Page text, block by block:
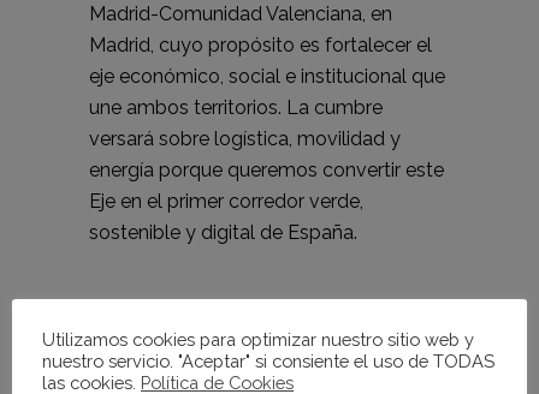
Madrid-Comunidad Valenciana, en
Madrid, cuyo propósito es fortalecer el
eje económico, social e institucional que
une ambos territorios. La cumbre
versará sobre logística, movilidad y
energía porque queremos convertir este
Eje en el primer corredor verde,
sostenible y digital de España.
DESCARGAR PROGRAMA II CUMBRE
2023
Utilizamos cookies para optimizar nuestro sitio web y
nuestro servicio. "Aceptar" si consiente el uso de TODAS
las cookies. Política de Cookies